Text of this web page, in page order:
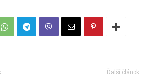
Ďalší článok